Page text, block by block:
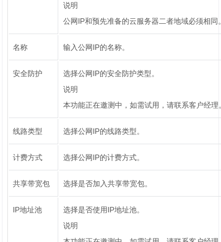
说明
公网IP和预先准备的云服务器二者地域必须相同
名称 输入公网IP的名称。
安全防护
选择公网IP的安全防护类型。
说明
本功能正在邀测中，如需试用，请联系客户经理
线路类型 选择公网IP的线路类型。
计费方式 选择公网IP的计费方式。
共享带宽包 选择是否加入共享带宽包。
IP地址池
选择是否使用IP地址池。
说明